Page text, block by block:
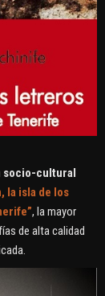
socio-cultural
la isla de los
, la mayor
de alta calidad